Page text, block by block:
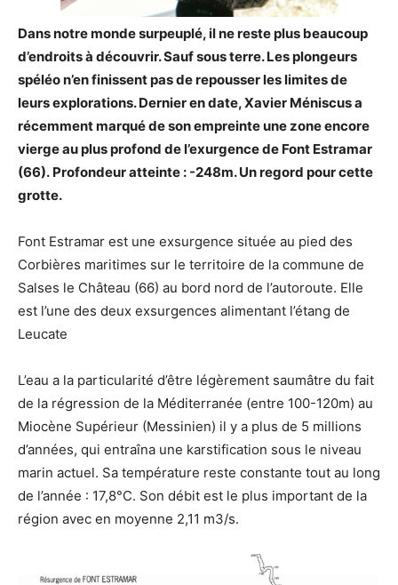
Dans notre monde surpeuplé, il ne reste plus beaucoup
d’endroits à découvrir. Sauf sous terre. Les plongeurs
spéléo n’en finissent pas de repousser les limites de
leurs explorations. Dernier en date, Xavier Méniscus a
récemment marqué de son empreinte une zone encore
vierge au plus profond de l’exurgence de Font Estramar
(66). Profondeur atteinte : -248m. Un regord pour cette
grotte.
Font Estramar est une exsurgence située au pied des
Corbières maritimes sur le territoire de la commune de
Salses le Château (66) au bord nord de l’autoroute. Elle
est l’une des deux exsurgences alimentant l’étang de
Leucate
L’eau a la particularité d’être légèrement saumâtre du fait
de la régression de la Méditerranée (entre 100-120m) au
Miocène Supérieur (Messinien) il y a plus de 5 millions
d’années, qui entraîna une karstification sous le niveau
marin actuel. Sa température reste constante tout au long
de l’année : 17,8°C. Son débit est le plus important de la
région avec en moyenne 2,11 m3/s.